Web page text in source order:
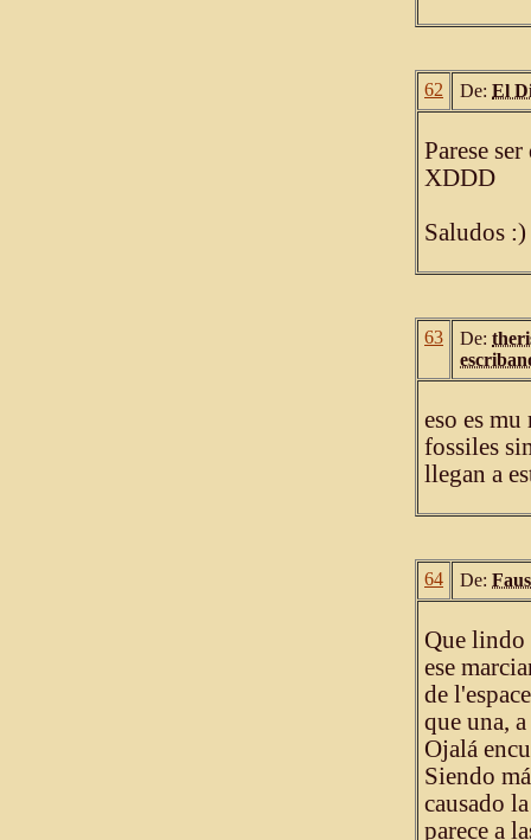
62 De: El
Parese
XDDD
Saludos :)
63 De:
eso es
fossiles
llegan a
64 De:
Que lindo
ese
de
que una,
Ojalá
Siendo
causado
parece a